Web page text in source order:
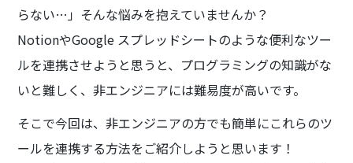
らない…」そんな悩みを抱えていませんか？
NotionやGoogle スプレッドシートのような便利なツー
ルを連携させようと思うと、プログラミングの知識がな
いと難しく、非エンジニアには難易度が高いです。
そこで今回は、非エンジニアの方でも簡単にこれらのツ
ールを連携する方法をご紹介しようと思います！